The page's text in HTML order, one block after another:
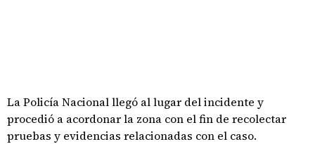
La Policía Nacional llegó al lugar del incidente y
procedió a acordonar la zona con el fin de recolectar
pruebas y evidencias relacionadas con el caso.